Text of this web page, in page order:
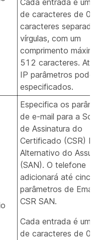
Cada entrada é uma
de caracteres de 0
caracteres
vírgulas, com um
comprimento
512 caracteres. Até
IP parâmetros
especificados.
Especifica os
de e-mail para a
de Assinatura do
Certificado (CSR)
Alternativo do
(SAN). O telefone
adicionará até cinco
parâmetros de Email
CSR SAN.
Cada entrada é uma
de caracteres de 0